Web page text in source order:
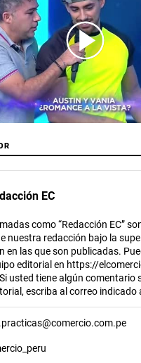
/ 02:35
EC
como “Redacción EC”
nuestra redacción bajo la
en las que son publicadas.
editorial en https://
usted tiene algún comentario
escriba al correo indicado